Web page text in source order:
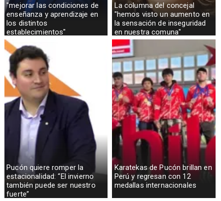
"mejorar las condiciones de
enseñanza y aprendizaje en
los distintos
establecimientos"
La columna del concejal
"hemos visto un aumento en
la sensación de inseguridad
en nuestra comuna"
Pucón quiere romper la
estacionalidad: “El invierno
también puede ser nuestro
fuerte”
Karatekas de Pucón brillan en
Perú y regresan con 12
medallas internacionales